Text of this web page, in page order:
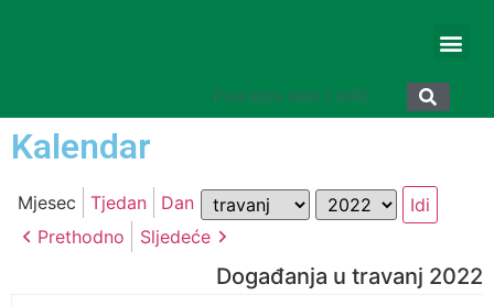
Kalendar
Mjesec Tjedan Dan Mjesec
Godina
Prethodno
Sljedeće
Događanja u travanj 2022